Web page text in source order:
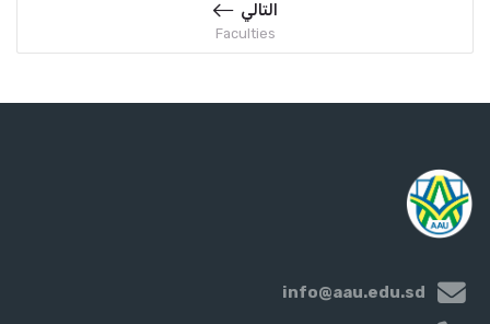
التالي
Faculties
info@aau.edu.sd